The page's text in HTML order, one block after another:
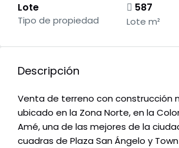
Lote
Tipo de propiedad
587
Lote m²
Descripción
Venta de terreno con construcción
ubicado en la Zona Norte, en la
Amé, una de las mejores de la
cuadras de Plaza San Ángelo y